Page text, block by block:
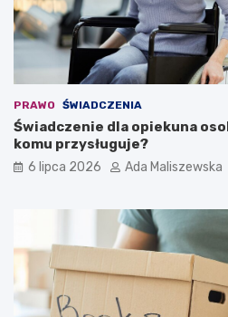
PRAWO ŚWIADCZENIA
Świadczenie dla opiekuna
komu przysługuje?
6 lipca 2026 Ada Maliszewska